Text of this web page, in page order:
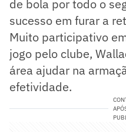
de bola por todo o
sucesso em furar a
Muito participativo
jogo pelo clube,
área ajudar na
efetividade.